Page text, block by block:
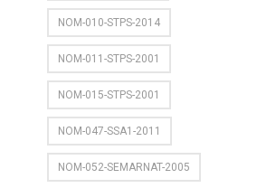
NOM-010-STPS-2014
NOM-011-STPS-2001
NOM-015-STPS-2001
NOM-047-SSA1-2011
NOM-052-SEMARNAT-2005